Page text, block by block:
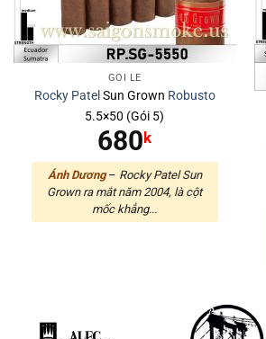
GÓI LẺ
Rocky Patel Sun Grown Robusto
5.5×50 (Gói 5)
680 k
Ánh Dương– Rocky Patel Sun
Grown ra mắt năm 2004, là cột
mốc khẳng...